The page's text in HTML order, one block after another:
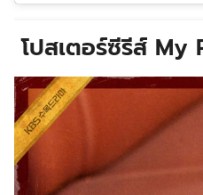
โปสเตอร์ซีรีส์